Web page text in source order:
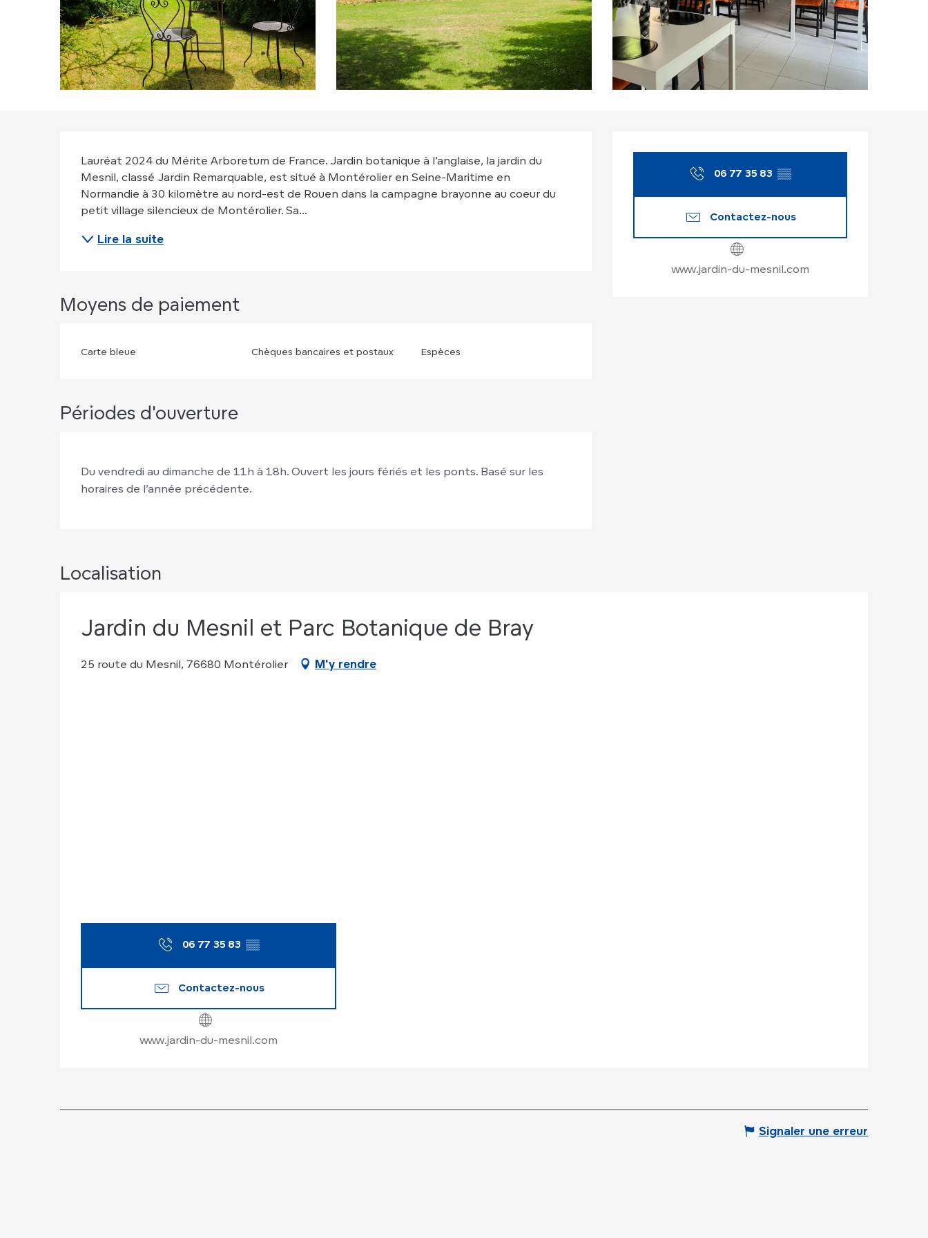
Ouverture et
06 77 35 83 ▒▒
Contactez-nous
www.jardin-du-mesnil.com
Description
Lauréat 2024 du Mérite Arboretum de France. Jardin botanique à l’anglaise, la jardin du
Mesnil, classé Jardin Remarquable, est situé à Montérolier en Seine-Maritime en
Normandie à 30 kilomètre au nord-est de Rouen dans la campagne brayonne au coeur du
petit village silencieux de Montérolier. Sa...
Lire la suite
Moyens de paiement
Carte bleue Chèques bancaires et postaux Espèces
Périodes d'ouverture
Du vendredi au dimanche de 11h à 18h. Ouvert les jours fériés et les ponts. Basé sur les
horaires de l’année précédente.
Localisation
Jardin du Mesnil et Parc Botanique de Bray
25 route du Mesnil, 76680 Montérolier M'y rendre
06 77 35 83 ▒▒
Contactez-nous
www.jardin-du-mesnil.com
Signaler une erreur